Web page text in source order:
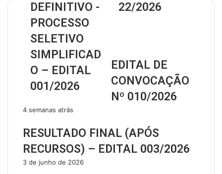
DEFINITIVO -
PROCESSO
SELETIVO
SIMPLIFICAD
O – EDITAL
001/2026
22/2026
EDITAL DE
CONVOCAÇÃO
Nº 010/2026
4 semanas atrás
RESULTADO FINAL (APÓS
RECURSOS) – EDITAL 003/2026
3 de junho de 2026